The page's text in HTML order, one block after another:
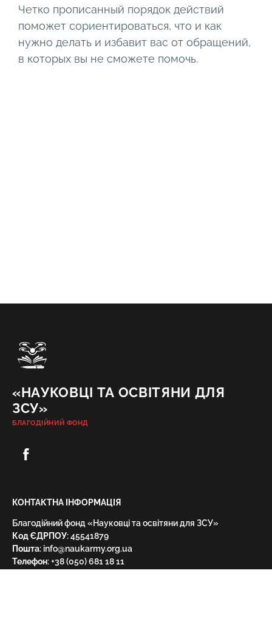
Четко прописанный порядок действий
поможет сориентироваться, что и как
нужно делать и избавит вас от обращений,
в которых вы не сможете помочь.
«НАУКОВЦІ ТА ОСВІТЯНИ ДЛЯ
ЗСУ»
БЛАГОДІЙНИЙ ФОНД
КОНТАКТНА ІНФОРМАЦІЯ
Благодійний фонд «Науковці та освітяни для ЗСУ»
Код ЄДРПОУ: 45541879
Пошта: info@naukarmy.org.ua
Телефон:+38 (050) 681 18 11